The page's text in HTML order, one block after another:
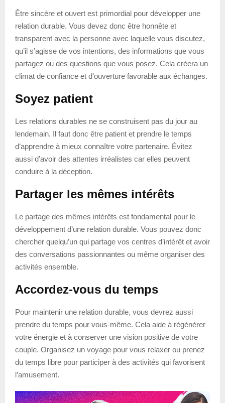
Être sincère et ouvert est primordial pour développer une
relation durable. Vous devez donc être honnête et
transparent avec la personne avec laquelle vous discutez,
qu’il s’agisse de vos intentions, des informations que vous
partagez ou des questions que vous posez. Cela créera un
climat de confiance et d’ouverture favorable aux échanges.
Soyez patient
Les relations durables ne se construisent pas du jour au
lendemain. Il faut donc être patient et prendre le temps
d’apprendre à mieux connaître votre partenaire. Évitez
aussi d’avoir des attentes irréalistes car elles peuvent
conduire à la déception.
Partager les mêmes intérêts
Le partage des mêmes intérêts est fondamental pour le
développement d’une relation durable. Vous pouvez donc
chercher quelqu’un qui partage vos centres d’intérêt et avoir
des conversations passionnantes ou même organiser des
activités ensemble.
Accordez-vous du temps
Pour maintenir une relation durable, vous devrez aussi
prendre du temps pour vous-même. Cela aide à régénérer
votre énergie et à conserver une vision positive de votre
couple. Organisez un voyage pour vous relaxer ou prenez
du temps libre pour participer à des activités qui favorisent
l’amusement.